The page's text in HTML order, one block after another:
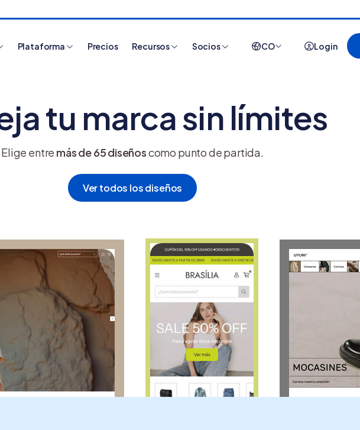
Plataforma Precios Recursos
Artículos más leídos
Tiendanube? Aprende
a crear y usar una
tienda online
en Tiendanube?
Conocé Nube para
vender más
Socios CO Login
tu marca sin límites
Elige entre más de65diseñoscomo punto de partida.
Ver todos los diseños